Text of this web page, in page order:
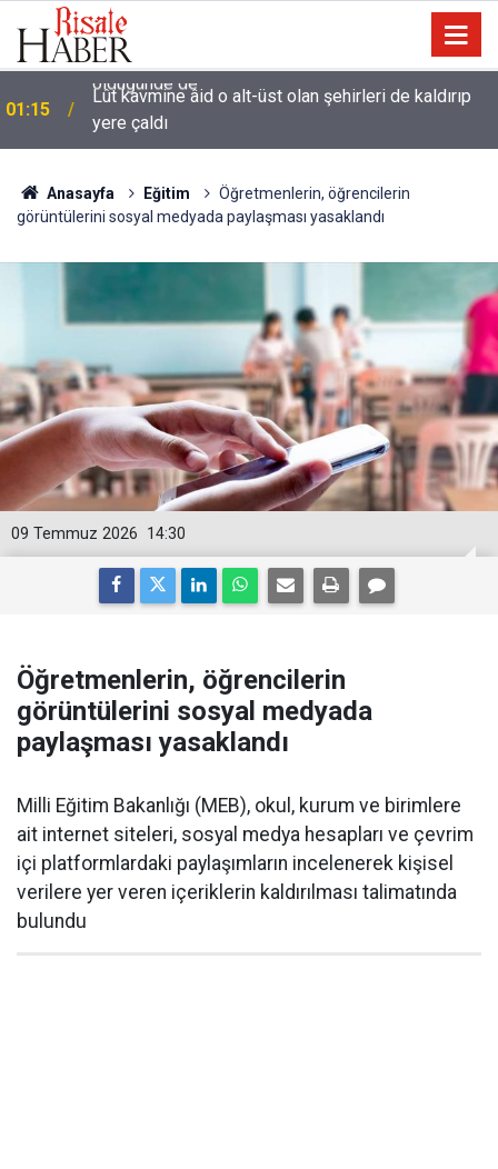
01:15
Lût kavmine âid o alt-üst olan şehirleri de kaldırıp
yere çaldı
Anasayfa Eğitim
Öğretmenlerin, öğrencilerin
görüntülerini sosyal medyada paylaşması yasaklandı
14:30
09 Temmuz 2026
Öğretmenlerin, öğrencilerin
görüntülerini sosyal medyada
paylaşması yasaklandı
Milli Eğitim Bakanlığı (MEB), okul, kurum ve birimlere
ait internet siteleri, sosyal medya hesapları ve çevrim
içi platformlardaki paylaşımların incelenerek kişisel
verilere yer veren içeriklerin kaldırılması talimatında
bulundu